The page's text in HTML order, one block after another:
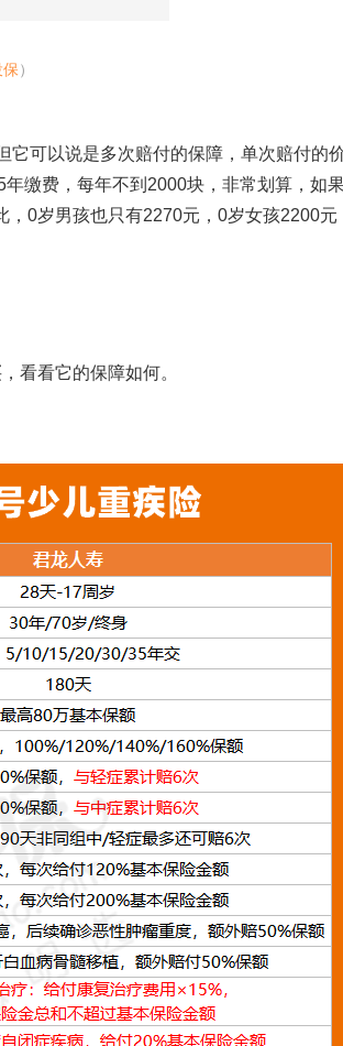
）
它可以说是多次赔付的保障，单次赔付的
年缴费，每年不到 2000块，非常划算，如
0岁男孩也只有2270元， 0岁女孩2200元
看看它的保障如何。